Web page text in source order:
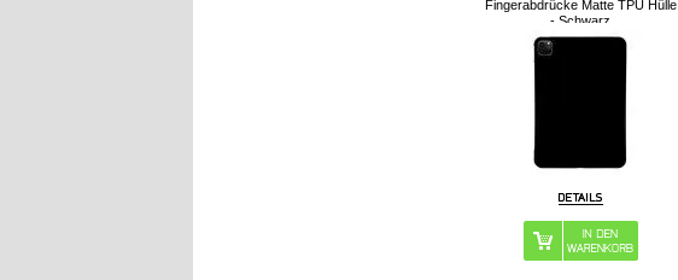
Fingerabdrücke Matte TPU Hülle
- Schwarz